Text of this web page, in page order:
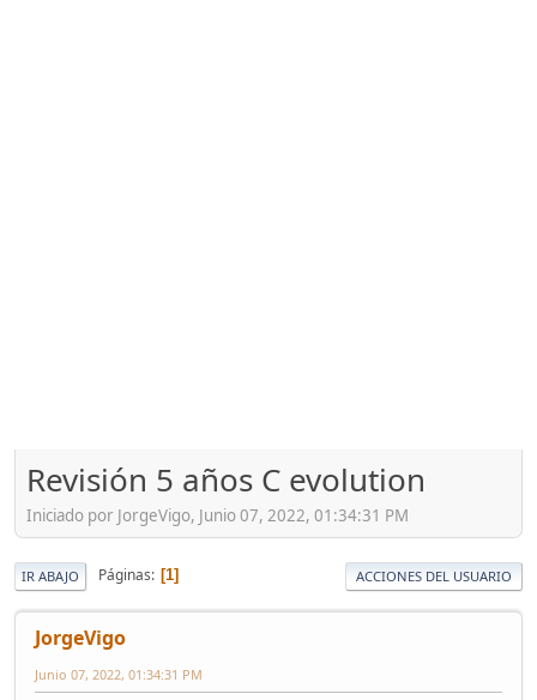
Revisión 5 años C evolution
Iniciado por JorgeVigo, Junio 07, 2022, 01:34:31 PM
IR ABAJO Páginas 1 ACCIONES DEL USUARIO
JorgeVigo
Junio 07, 2022, 01:34:31 PM